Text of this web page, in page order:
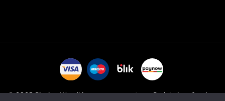
© 2025 Pic Art. Wszelkie prawa zastrzeżone. Projekt i realizacja: